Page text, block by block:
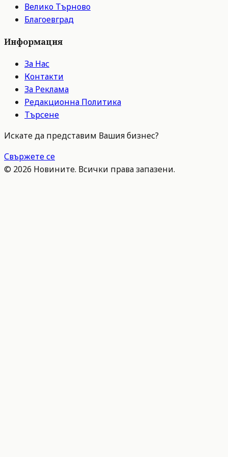
Велико Търново
Благоевград
Информация
За Нас
Контакти
За Реклама
Редакционна Политика
Търсене
Искате да представим Вашия бизнес?
Свържете се
© 2026 Новините. Всички права запазени.